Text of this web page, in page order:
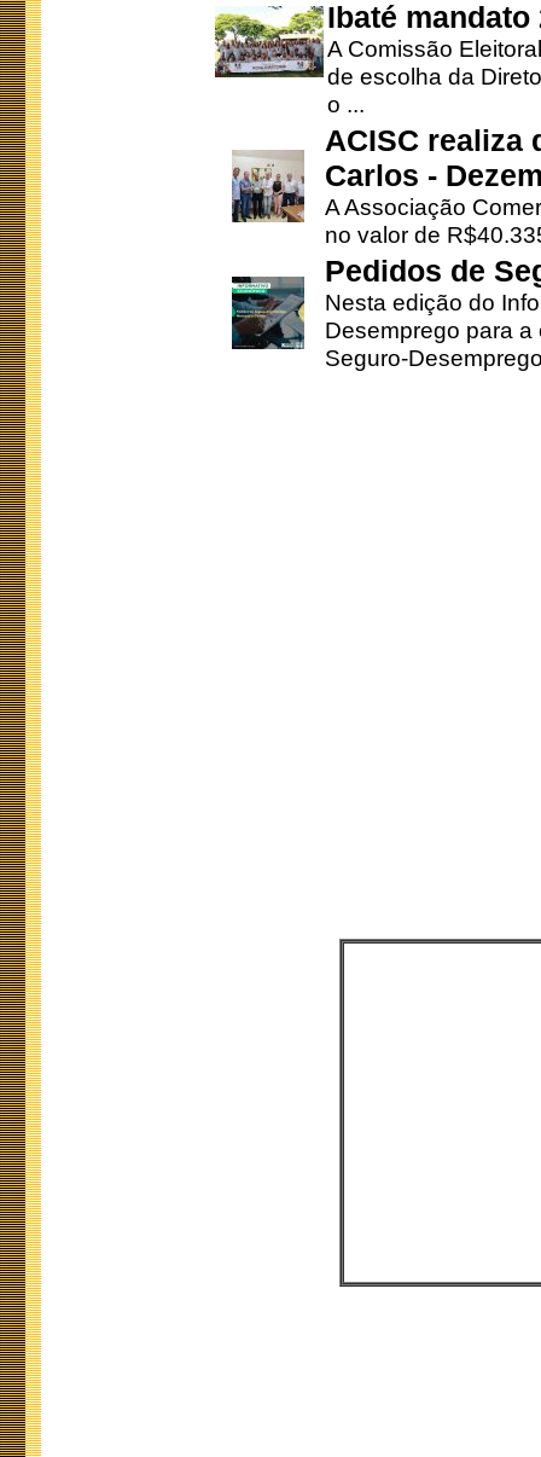
Ibaté mandato
A Comissão
de escolha da
o ...
ACISC realiza
Carlos -
A Associação
no valor de
Pedidos de
Nesta edição do
Desemprego para
Seguro-